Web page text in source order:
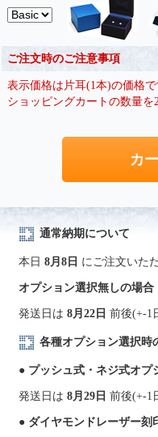
ご注文時のご注意事項
表示価格は片耳(1本)の価格
ショッピングカートの数量を
通常納期について
本日 8月8日 にご注文いた
オプション選択無しの場合
発送日は 8月22日 前後(+-1
各種オプション選択時
● プッシュ式・ネジ式オプ
発送日は 8月29日 前後(+-1
● ダイヤモンドレーザー刻